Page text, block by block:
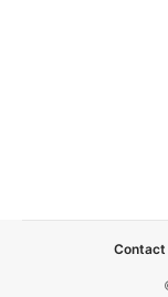
Contact